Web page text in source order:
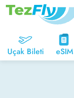
Uçak Bileti eSIM